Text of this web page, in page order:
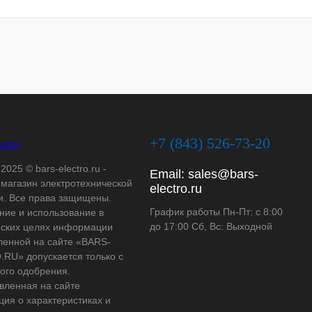
© bars-electro.ru -
электротехнической
Все права защищены.
и использование в
целях информации
на сайте «BARS-
допускается только с
одобрения.
на сайте
о характеристиках и
+7 (843) 526-73-20
Email: sales@bars-
electro.ru
График работы Пн-Пт: с 8:00
до 17:00 Сб, Вс: Выходной